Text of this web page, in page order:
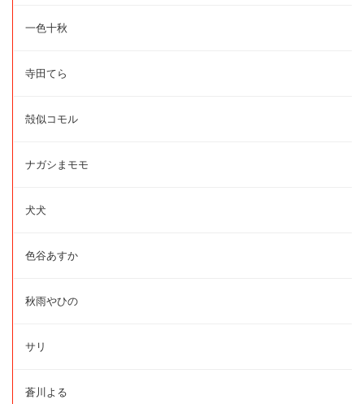
一色十秋
寺田てら
殻似コモル
ナガシまモモ
犬犬
色谷あすか
秋雨やひの
サリ
蒼川よる